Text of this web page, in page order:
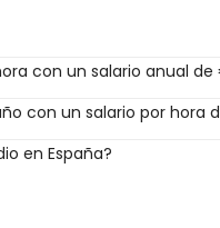
con un salario anual de
con un salario por hora
en España?